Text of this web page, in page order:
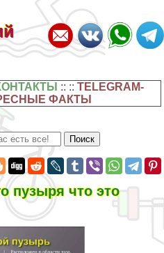
:: ::TELEGRAM-
ФАКТЫ
пузыря что это